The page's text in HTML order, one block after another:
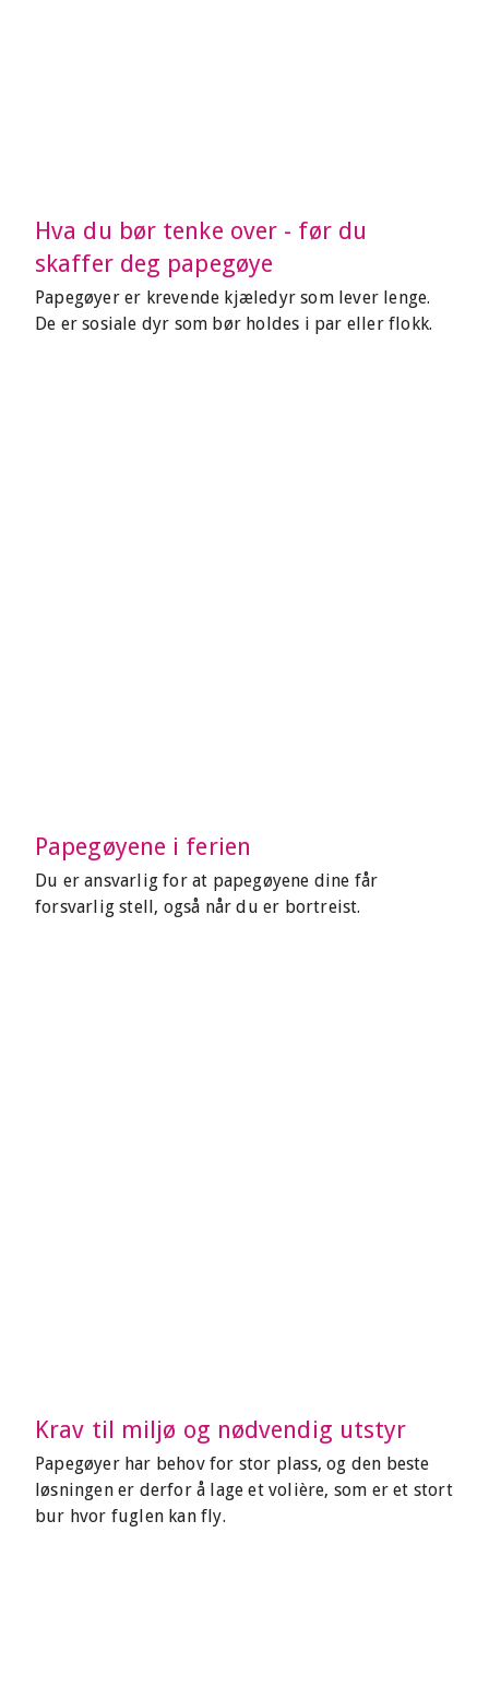
Hva du bør tenke over - før du
skaffer deg papegøye
Papegøyer er krevende kjæledyr som lever lenge.
De er sosiale dyr som bør holdes i par eller flokk.
Papegøyene i ferien
Du er ansvarlig for at papegøyene dine får
forsvarlig stell, også når du er bortreist.
Krav til miljø og nødvendig utstyr
Papegøyer har behov for stor plass, og den beste
løsningen er derfor å lage et volière, som er et stort
bur hvor fuglen kan fly.